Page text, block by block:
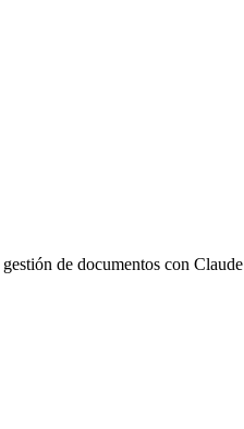
de documentos con Claude